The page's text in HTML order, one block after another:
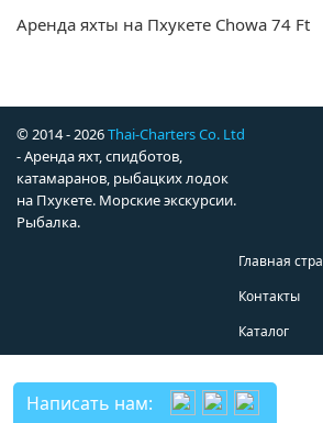
Аренда яхты на Пхукете Chowa 74 Ft
© 2014 - 2026Thai-Charters Co. Ltd
- Аренда яхт, спидботов,
катамаранов, рыбацких лодок
на Пхукете. Морские экскурсии.
Рыбалка.
Главная
Контакты
Каталог
Написать нам: